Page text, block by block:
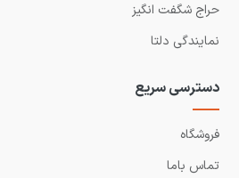
حراج شگفت انگیز
نمایندگی دلتا
دسترسی سریع
فروشگاه
تماس باما